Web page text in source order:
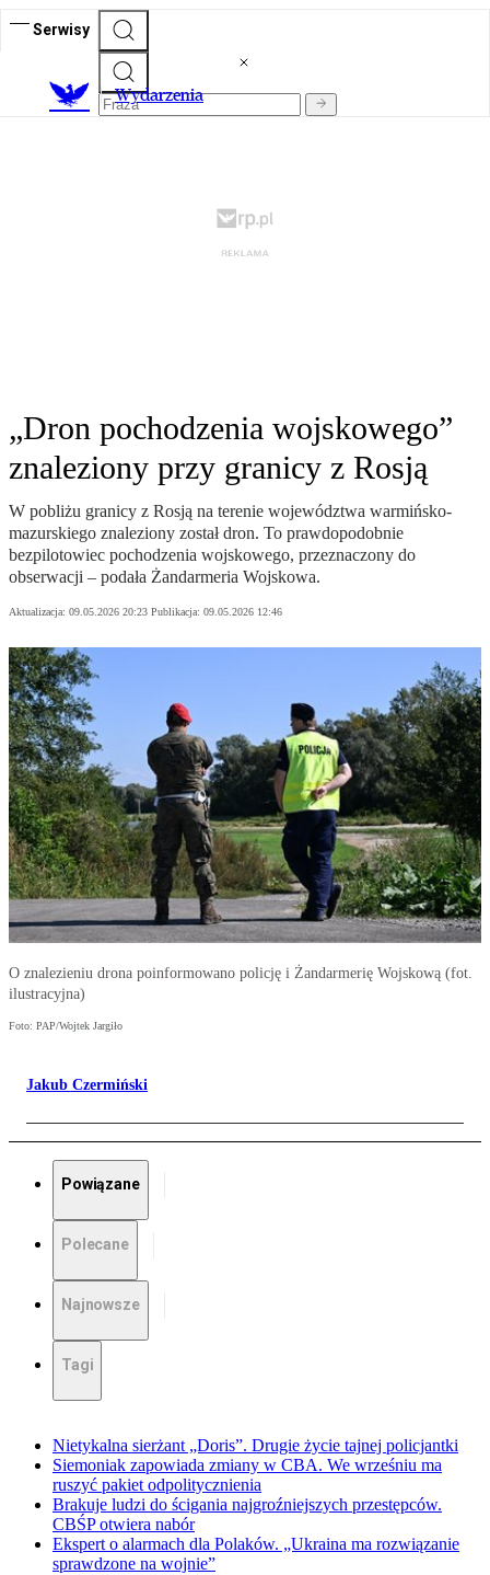
Serwisy
Wydarzenia
„Dron pochodzenia wojskowego”
znaleziony przy granicy z Rosją
W pobliżu granicy z Rosją na terenie województwa warmińsko-
mazurskiego znaleziony został dron. To prawdopodobnie
bezpilotowiec pochodzenia wojskowego, przeznaczony do
obserwacji – podała Żandarmeria Wojskowa.
Aktualizacja: 09.05.2026 20:23 Publikacja: 09.05.2026 12:46
O znalezieniu drona poinformowano policję i Żandarmerię Wojskową (fot.
ilustracyjna)
Foto: PAP/Wojtek Jargiło
Jakub Czermiński
Powiązane
Polecane
Najnowsze
Tagi
Nietykalna sierżant „Doris”. Drugie życie tajnej policjantki
Siemoniak zapowiada zmiany w CBA. We wrześniu ma
ruszyć pakiet odpolitycznienia
Brakuje ludzi do ścigania najgroźniejszych przestępców.
CBŚP otwiera nabór
Ekspert o alarmach dla Polaków. „Ukraina ma rozwiązanie
sprawdzone na wojnie”